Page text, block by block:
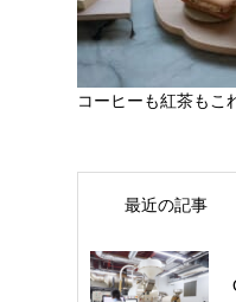
コーヒーも紅茶もこ
最近の記事